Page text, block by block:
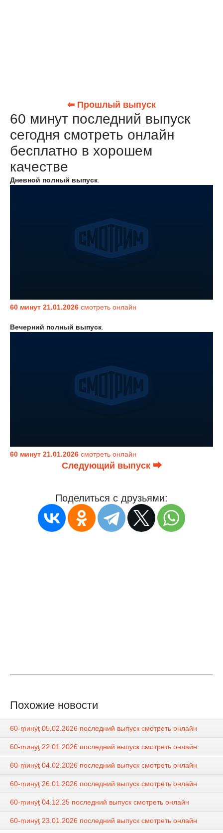
⬅ Прошлый выпуск
60 минут последний выпуск
сегодня смотреть онлайн
бесплатно в хорошем
качестве
Дневной полный выпуск.
60 минут 21.01.2026 смотреть онлайн
Вечерний полный выпуск.
60 минут 21.01.2026 смотреть онлайн
Следующий выпуск ⮕
Поделиться с друзьями:
Похожие новости
60-ṃинẏƫ 05.02.2026 последний выпуск смотреть онлайн
60-ṃинẏƫ 22.01.2026 последний выпуск смотреть онлайн
60-ṃинẏƫ 04.02.2026 последний выпуск смотреть онлайн
60-ṃинẏƫ 26.01.2026 последний выпуск смотреть онлайн
60-ṃинẏƫ 04.12.25 последний выпуск смотреть онлайн
60-ṃинẏƫ 23.01.2026 последний выпуск смотреть онлайн